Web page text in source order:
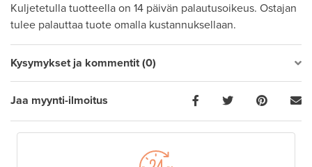
Kuljetetulla tuotteella on 14 päivän palautusoikeus. Ostajan
tulee palauttaa tuote omalla kustannuksellaan.
Kysymykset ja kommentit (0)
Jaa myynti-ilmoitus